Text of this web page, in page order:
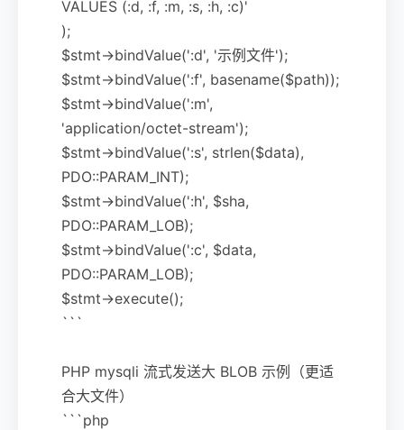
VALUES (:d, :f, :m, :s, :h, :c)'
);
$stmt->bindValue(':d', '示例文件');
$stmt->bindValue(':f', basename($path));
$stmt->bindValue(':m',
'application/octet-stream');
$stmt->bindValue(':s', strlen($data),
PDO::PARAM_INT);
$stmt->bindValue(':h', $sha,
PDO::PARAM_LOB);
$stmt->bindValue(':c', $data,
PDO::PARAM_LOB);
$stmt->execute();
```
PHP mysqli 流式发送大 BLOB 示例（更适
合大文件）
```php